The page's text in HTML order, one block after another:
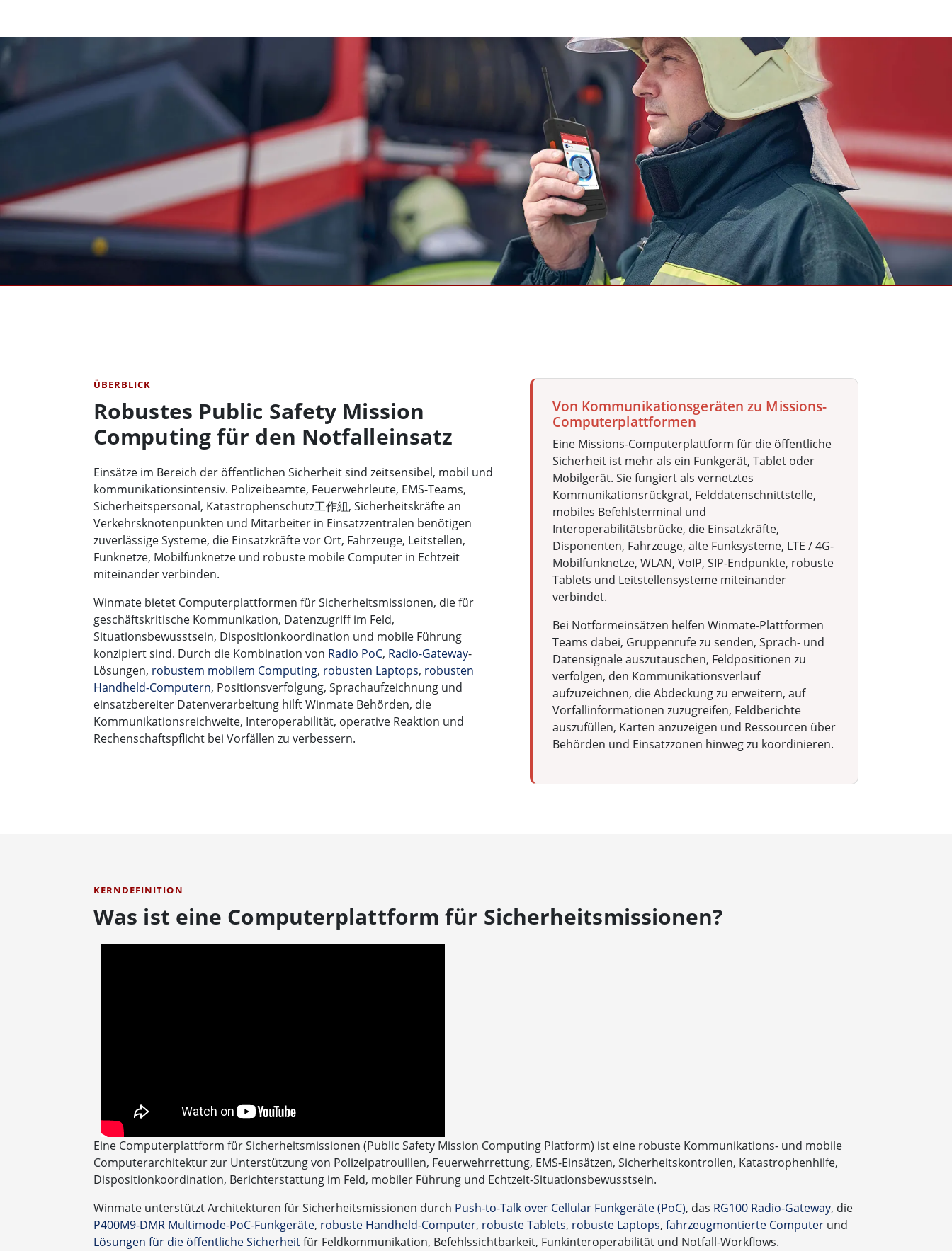
Computer
Robuster Roboter-
Controller
Öl und Gas, ATEX-Klasse
Robustes Tablet in ATEX-Qualität
Robuster ATEX-Handheld
ATEX-Panel-PC
More
Edge-KI-Mobilität
Edge AI Panel-PCs
Edge-KI-Computing
Edelstahlqualität
Edelstahl-Panel-PCs
Edelstahldisplay
ÜBERBLICK
Robustes Public Safety Mission
Computing für den Notfalleinsatz
Einsätze im Bereich der öffentlichen Sicherheit sind zeitsensibel, mobil und
kommunikationsintensiv. Polizeibeamte, Feuerwehrleute, EMS-Teams,
Sicherheitspersonal, Katastrophenschutz工作組, Sicherheitskräfte an
Verkehrsknotenpunkten und Mitarbeiter in Einsatzzentralen benötigen
zuverlässige Systeme, die Einsatzkräfte vor Ort, Fahrzeuge, Leitstellen,
Funknetze, Mobilfunknetze und robuste mobile Computer in Echtzeit
miteinander verbinden.
Winmate bietet Computerplattformen für Sicherheitsmissionen, die für
geschäftskritische Kommunikation, Datenzugriff im Feld,
Situationsbewusstsein, Dispositionkoordination und mobile Führung
konzipiert sind. Durch die Kombination von Radio PoC, Radio-Gateway-
Lösungen, robustem mobilem Computing, robusten Laptops, robusten
Handheld-Computern, Positionsverfolgung, Sprachaufzeichnung und
einsatzbereiter Datenverarbeitung hilft Winmate Behörden, die
Kommunikationsreichweite, Interoperabilität, operative Reaktion und
Rechenschaftspflicht bei Vorfällen zu verbessern.
Von Kommunikationsgeräten zu Missions-
Computerplattformen
Eine Missions-Computerplattform für die öffentliche
Sicherheit ist mehr als ein Funkgerät, Tablet oder
Mobilgerät. Sie fungiert als vernetztes
Kommunikationsrückgrat, Felddatenschnittstelle,
mobiles Befehlsterminal und
Interoperabilitätsbrücke, die Einsatzkräfte,
Disponenten, Fahrzeuge, alte Funksysteme, LTE / 4G-
Mobilfunknetze, WLAN, VoIP, SIP-Endpunkte, robuste
Tablets und Leitstellensysteme miteinander
verbindet.
Bei Notformeinsätzen helfen Winmate-Plattformen
Teams dabei, Gruppenrufe zu senden, Sprach- und
Datensignale auszutauschen, Feldpositionen zu
verfolgen, den Kommunikationsverlauf
aufzuzeichnen, die Abdeckung zu erweitern, auf
Vorfallinformationen zuzugreifen, Feldberichte
auszufüllen, Karten anzuzeigen und Ressourcen über
Behörden und Einsatzzonen hinweg zu koordinieren.
KERNDEFINITION
Was ist eine Computerplattform für Sicherheitsmissionen?
Eine Computerplattform für Sicherheitsmissionen (Public Safety Mission Computing Platform) ist eine robuste Kommunikations- und mobile
Computerarchitektur zur Unterstützung von Polizeipatrouillen, Feuerwehrrettung, EMS-Einsätzen, Sicherheitskontrollen, Katastrophenhilfe,
Dispositionkoordination, Berichterstattung im Feld, mobiler Führung und Echtzeit-Situationsbewusstsein.
Winmate unterstützt Architekturen für Sicherheitsmissionen durch Push-to-Talk over Cellular Funkgeräte (PoC), das RG100 Radio-Gateway, die
P400M9-DMR Multimode-PoC-Funkgeräte, robuste Handheld-Computer, robuste Tablets, robuste Laptops, fahrzeugmontierte Computer und
Lösungen für die öffentliche Sicherheitfür Feldkommunikation, Befehlssichtbarkeit, Funkinteroperabilität und Notfall-Workflows.